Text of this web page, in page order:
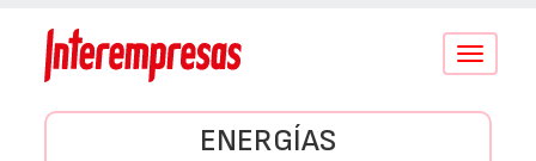
Conmutar
ENERGÍAS